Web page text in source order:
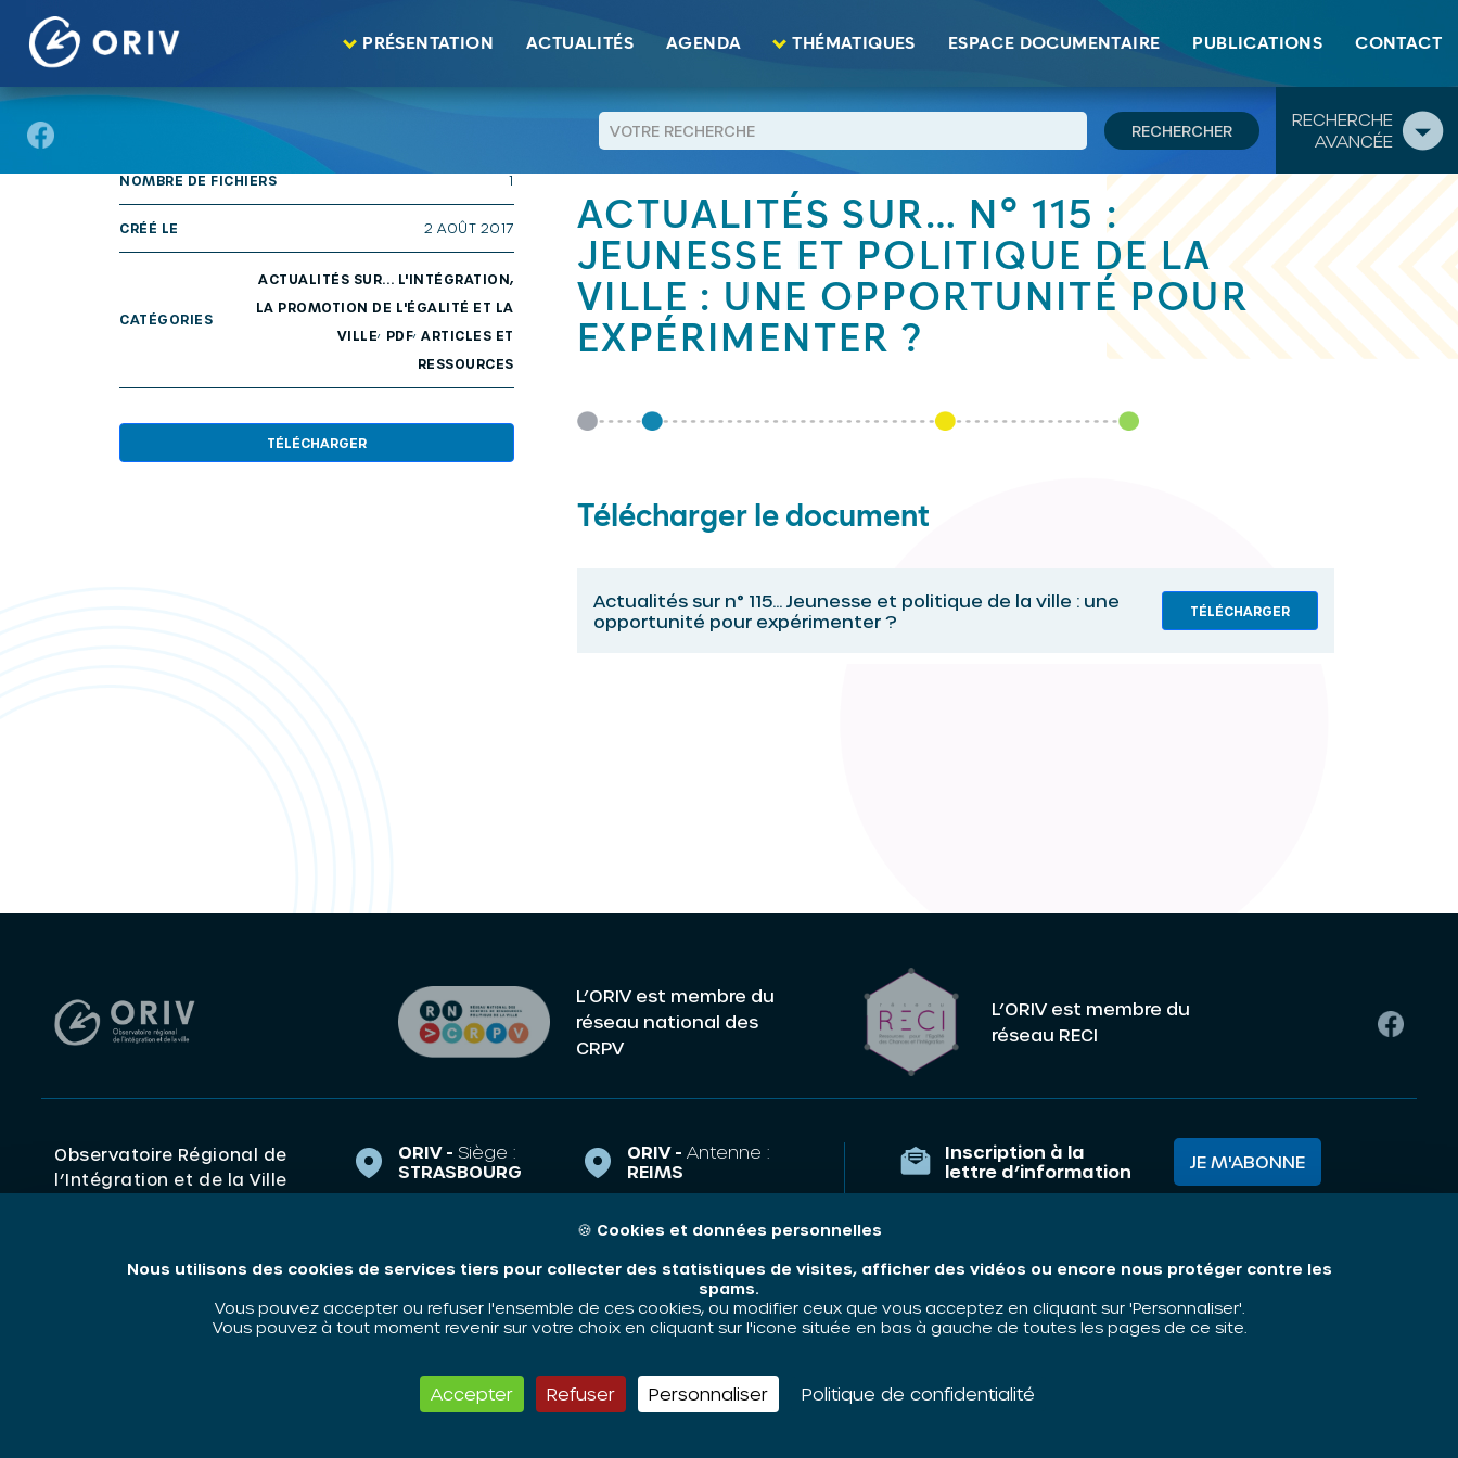
Aller au contenu PRÉSENTATION ACTUALITÉS AGENDA THÉMATIQUES ESPACE DOCUMENTAIRE PUBLICATIONS CONTACT
RECHERCHE
AVANCÉE
publications
NOMBRE DE FICHIERS 1
CRÉÉ LE 2 AOÛT 2017
CATÉGORIES
ACTUALITÉS SUR... L'INTÉGRATION,
LA PROMOTION DE L'ÉGALITÉ ET LA
VILLE, PDF, ARTICLES ET
RESSOURCES
TÉLÉCHARGER
RETOUR
ACTUALITÉS SUR… N° 115 :
JEUNESSE ET POLITIQUE DE LA
VILLE : UNE OPPORTUNITÉ POUR
EXPÉRIMENTER ?
Télécharger le document
Actualités sur n° 115... Jeunesse et politique de la ville : une
opportunité pour expérimenter ?
TÉLÉCHARGER
L’ORIV est membre du
réseau national des
CRPV
L’ORIV est membre du
réseau RECI
Observatoire Régional de
l’Intégration et de la Ville
Discrimination.
ORIV - Siège :
STRASBOURG
67000 STRASBOURG
contact@oriv.fr
ORIV -Antenne :
REIMS
Eisenhower
e.arnoulet@oriv.fr
06 48 58 83 63
Inscription à la
lettre d’information
JE M'ABONNE
Nos thématiques
Contact
Panneau de gestion des cookies
🍪 Cookies et données personnelles
Nous utilisons des cookies de services tiers pour collecter des statistiques de visites, afficher des vidéos ou encore nous protéger contre les
spams.
Vous pouvez accepter ou refuser l'ensemble de ces cookies, ou modifier ceux que vous acceptez en cliquant sur 'Personnaliser'.
Vous pouvez à tout moment revenir sur votre choix en cliquant sur l'icone située en bas à gauche de toutes les pages de ce site.
Accepter Refuser Personnaliser Politique de confidentialité